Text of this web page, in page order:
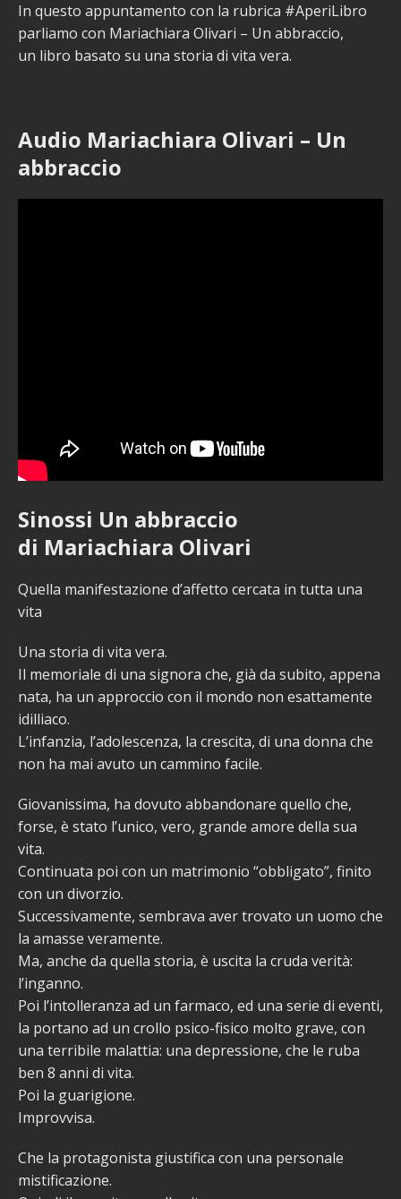
In questo appuntamento con la rubrica #AperiLibro
parliamo con Mariachiara Olivari – Un abbraccio,
un libro basato su una storia di vita vera.
Audio Mariachiara Olivari – Un
abbraccio
Sinossi Un abbraccio
di Mariachiara Olivari
Quella manifestazione d’affetto cercata in tutta una
vita
Una storia di vita vera.
Il memoriale di una signora che, già da subito, appena
nata, ha un approccio con il mondo non esattamente
idilliaco.
L’infanzia, l’adolescenza, la crescita, di una donna che
non ha mai avuto un cammino facile.
Giovanissima, ha dovuto abbandonare quello che,
forse, è stato l’unico, vero, grande amore della sua
vita.
Continuata poi con un matrimonio “obbligato”, finito
con un divorzio.
Successivamente, sembrava aver trovato un uomo che
la amasse veramente.
Ma, anche da quella storia, è uscita la cruda verità:
l’inganno.
Poi l’intolleranza ad un farmaco, ed una serie di eventi,
la portano ad un crollo psico-fisico molto grave, con
una terribile malattia: una depressione, che le ruba
ben 8 anni di vita.
Poi la guarigione.
Improvvisa.
Che la protagonista giustifica con una personale
mistificazione.